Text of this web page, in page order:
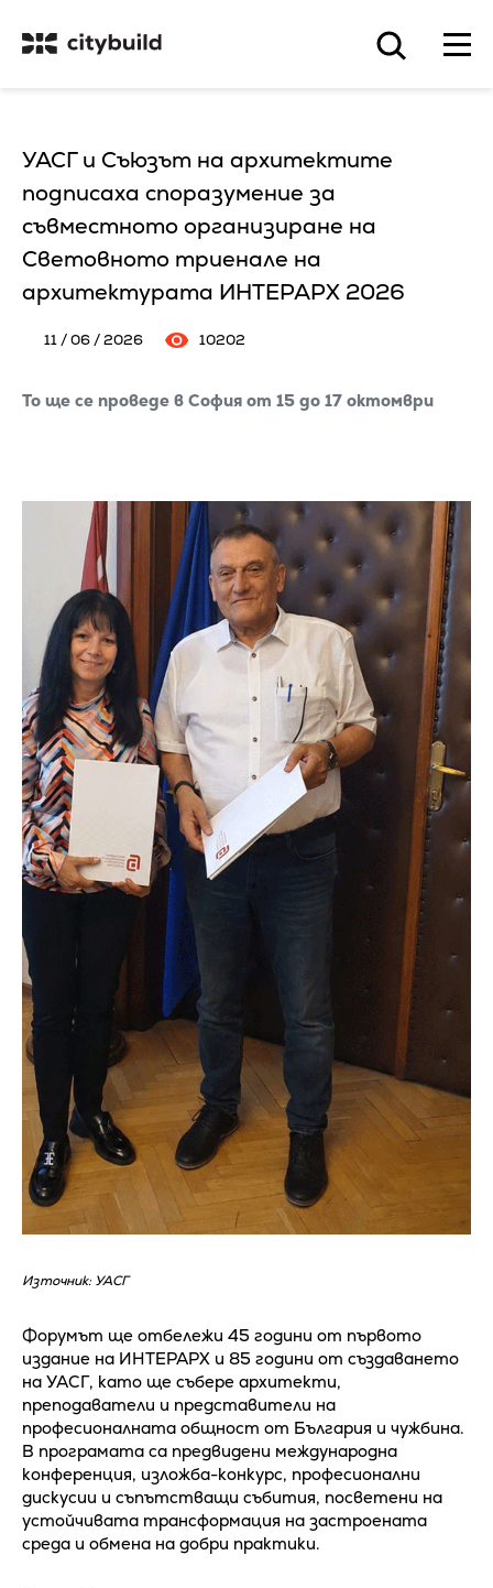
УАСГ и Съюзът на архитектите
подписаха споразумение за
съвместното организиране на
Световното триенале на
архитектурата ИНТЕРАРХ 2026
11 / 06 / 2026 10202
То ще се проведе в София от 15 до 17 октомври
Източник: УАСГ
Форумът ще отбележи 45 години от първото
издание на ИНТЕРАРХ и 85 години от създаването
на УАСГ, като ще събере архитекти,
преподаватели и представители на
професионалната общност от България и чужбина.
В програмата са предвидени международна
конференция, изложба-конкурс, професионални
дискусии и съпътстващи събития, посветени на
устойчивата трансформация на застроената
среда и обмена на добри практики.